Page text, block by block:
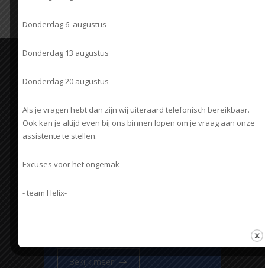
De fysiotherapeut
Bekijk meer
Donderdag 6 augustus
Donderdag 13 augustus
Donderdag 20 augustus
Als je vragen hebt dan zijn wij uiteraard telefonisch bereikbaar.
Ook kan je altijd even bij ons binnen lopen om je vraag aan onze
assistente te stellen.
Excuses voor het ongemak
- team Helix-